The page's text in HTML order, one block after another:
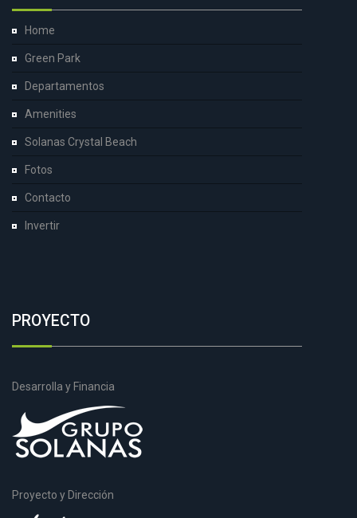
Home
Green Park
Departamentos
Amenities
Solanas Crystal Beach
Fotos
Contacto
Invertir
PROYECTO
Desarrolla y Financia
Proyecto y Dirección